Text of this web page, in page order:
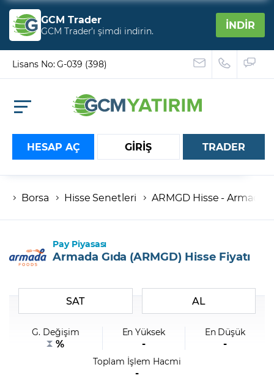
GCM Trader
GCM Trader’ı şimdi indirin. İNDİR
Lisans No: G-039 (398)
HESAP AÇ GİRİŞ
Hesap numaranız
Şifremi Unuttum
TRADER
Borsa Hisse Senetleri ARMGD Hisse - Armada
Pay Piyasası
Armada Gıda (ARMGD) Hisse Fiyatı
SAT AL
G. Değişim
%
En Yüksek
-
En Düşük
-
Toplam İşlem Hacmi
-